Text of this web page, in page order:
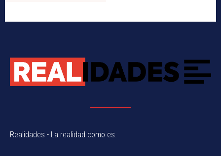
Realidades - La realidad como es.